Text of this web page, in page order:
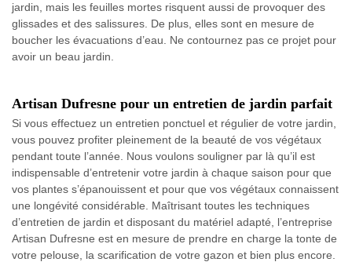
jardin, mais les feuilles mortes risquent aussi de provoquer des
glissades et des salissures. De plus, elles sont en mesure de
boucher les évacuations d’eau. Ne contournez pas ce projet pour
avoir un beau jardin.
Artisan Dufresne pour un entretien de jardin parfait
Si vous effectuez un entretien ponctuel et régulier de votre jardin,
vous pouvez profiter pleinement de la beauté de vos végétaux
pendant toute l’année. Nous voulons souligner par là qu’il est
indispensable d’entretenir votre jardin à chaque saison pour que
vos plantes s’épanouissent et pour que vos végétaux connaissent
une longévité considérable. Maîtrisant toutes les techniques
d’entretien de jardin et disposant du matériel adapté, l’entreprise
Artisan Dufresne est en mesure de prendre en charge la tonte de
votre pelouse, la scarification de votre gazon et bien plus encore.